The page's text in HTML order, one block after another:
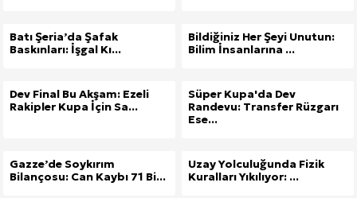
Batı Şeria’da Şafak
Baskınları: İşgal Kı...
Bildiğiniz Her Şeyi Unutun:
Bilim İnsanlarına ...
Dev Final Bu Akşam: Ezeli
Rakipler Kupa İçin Sa...
Süper Kupa'da Dev
Randevu: Transfer Rüzgarı
Ese...
Gazze’de Soykırım
Bilançosu: Can Kaybı 71 Bi...
Uzay Yolculuğunda Fizik
Kuralları Yıkılıyor: ...